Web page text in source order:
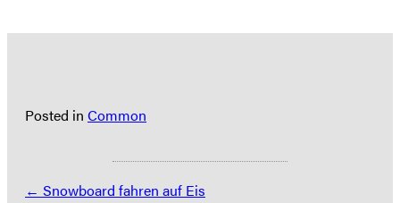
Posted in Common
Posts
← Snowboard fahren auf Eis